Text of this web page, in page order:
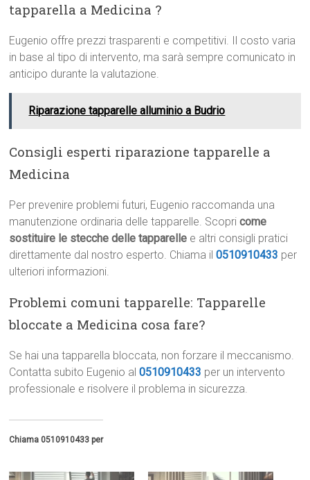
tapparella a Medicina ?
Eugenio offre prezzi trasparenti e competitivi. Il costo varia
in base al tipo di intervento, ma sarà sempre comunicato in
anticipo durante la valutazione.
Riparazione tapparelle alluminio a Budrio
Consigli esperti riparazione tapparelle a
Medicina
Per prevenire problemi futuri, Eugenio raccomanda una
manutenzione ordinaria delle tapparelle. Scopricome
sostituire le stecche delle tapparelle e altri consigli pratici
direttamente dal nostro esperto. Chiama il0510910433 per
ulteriori informazioni.
Problemi comuni tapparelle: Tapparelle
bloccate a Medicina cosa fare?
Se hai una tapparella bloccata, non forzare il meccanismo.
Contatta subito Eugenio al0510910433 per un intervento
professionale e risolvere il problema in sicurezza.
Chiama 0510910433 per